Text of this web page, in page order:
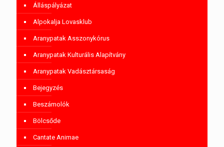
Álláspályázat
Alpokalja Lovasklub
Aranypatak Asszonykórus
Aranypatak Kulturális Alapítvány
Aranypatak Vadásztársaság
Bejegyzés
Beszámolók
Bölcsőde
Cantate Animae